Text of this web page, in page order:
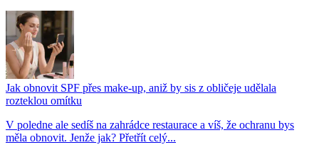
Jak obnovit SPF přes make-up, aniž by sis z obličeje udělala
rozteklou omítku
V poledne ale sedíš na zahrádce restaurace a víš, že ochranu bys
měla obnovit. Jenže jak? Přetřít celý...